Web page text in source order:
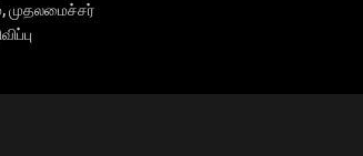
முதலமைச்சர்